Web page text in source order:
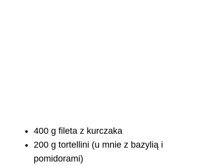
400 g fileta z kurczaka
200 g tortellini (u mnie z bazylią i
pomidorami)